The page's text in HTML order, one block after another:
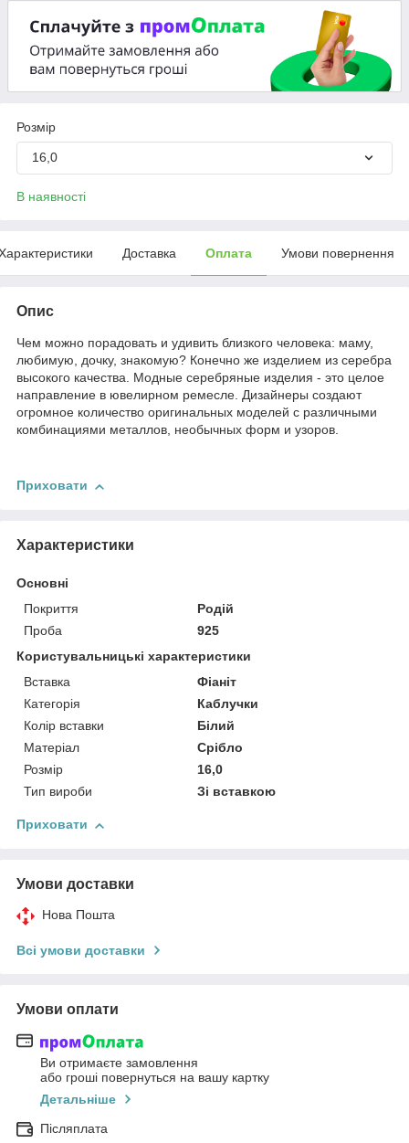
Розмір
16,0
В наявності
Доставка Оплата Умови повернення
Опис
Чем можно порадовать и удивить близкого человека: маму,
любимую, дочку, знакомую? Конечно же изделием из серебра
высокого качества. Модные серебряные изделия - это целое
направление в ювелирном ремесле. Дизайнеры создают
огромное количество оригинальных моделей с различными
комбинациями металлов, необычных форм и узоров.
Приховати
Характеристики
Основні
Покриття
Родій
Проба
925
Користувальницькі характеристики
Вставка
Фіаніт
Категорія
Каблучки
Колір вставки
Білий
Матеріал
Срібло
Розмір
16,0
Тип вироби
Зі вставкою
Приховати
Умови доставки
Нова Пошта
Всі умови доставки
Умови оплати
Ви отримаєте замовлення
або гроші повернуться на вашу картку
Детальніше
Післяплата